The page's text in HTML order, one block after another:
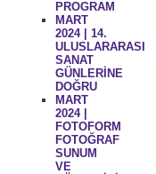
PROGRAM
MART
2024 | 14.
ULUSLARARASI
SANAT
GÜNLERİNE
DOĞRU
MART
2024 |
FOTOFORM
FOTOĞRAF
SUNUM
VE